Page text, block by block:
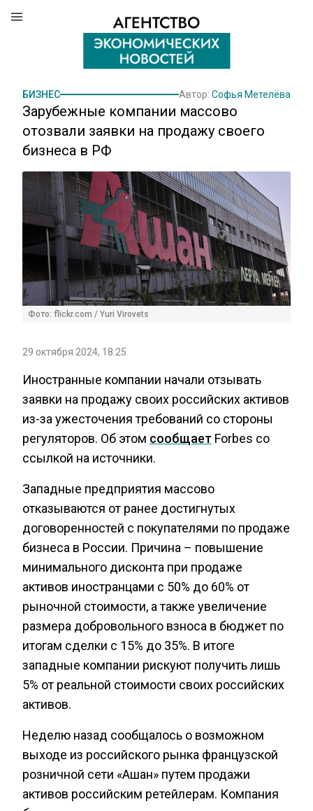
БИЗНЕС Автор: Софья Метелёва
Зарубежные компании массово
отозвали заявки на продажу своего
бизнеса в РФ
Фото: flickr.com / Yuri Virovets
29 октября 2024, 18:25
Иностранные компании начали отзывать
заявки на продажу своих российских активов
из-за ужесточения требований со стороны
регуляторов. Об этом сообщает Forbes со
ссылкой на источники.
Западные предприятия массово
отказываются от ранее достигнутых
договоренностей с покупателями по продаже
бизнеса в России. Причина – повышение
минимального дисконта при продаже
активов иностранцами с 50% до 60% от
рыночной стоимости, а также увеличение
размера добровольного взноса в бюджет по
итогам сделки с 15% до 35%. В итоге
западные компании рискуют получить лишь
5% от реальной стоимости своих российских
активов.
Неделю назад сообщалось о возможном
выходе из российского рынка французской
розничной сети «Ашан» путем продажи
активов российским ретейлерам. Компания